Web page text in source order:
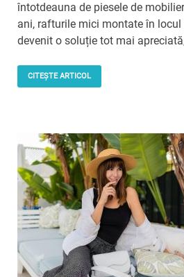
întotdeauna de piesele de
ani, rafturile mici montate în
devenit o soluție tot mai
CITEȘTE ARTICOL